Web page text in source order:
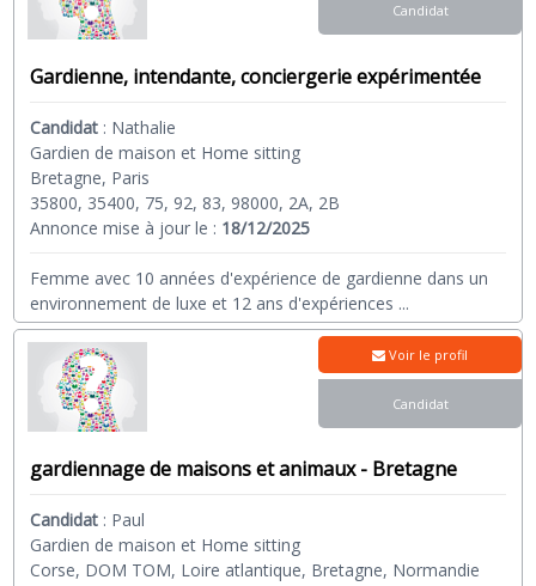
Gardienne, intendante, conciergerie expérimentée
Candidat : Nathalie
Gardien de maison et Home sitting
Bretagne, Paris
35800, 35400, 75, 92, 83, 98000, 2A, 2B
Annonce mise à jour le : 18/12/2025
Femme avec 10 années d'expérience de gardienne dans un
environnement de luxe et 12 ans d'expériences ...
Candidat
gardiennage de maisons et animaux - Bretagne
Candidat : Paul
Gardien de maison et Home sitting
Corse, DOM TOM, Loire atlantique, Bretagne, Normandie
Voir le profil
Candidat